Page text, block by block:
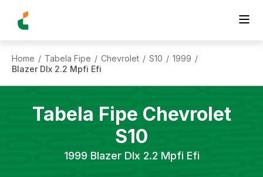
Home / Tabela Fipe / Chevrolet / S10 / 1999 /
Blazer Dlx 2.2 Mpfi Efi
Tabela Fipe Chevrolet
S10
1999 Blazer Dlx 2.2 Mpfi Efi